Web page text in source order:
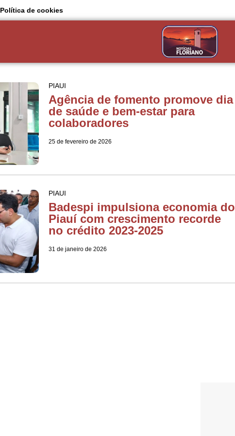
Política de cookies
PIAUI
Agência de fomento promove dia
de saúde e bem-estar para
colaboradores
25 de fevereiro de 2026
PIAUI
Badespi impulsiona economia do
Piauí com crescimento recorde
no crédito 2023-2025
31 de janeiro de 2026